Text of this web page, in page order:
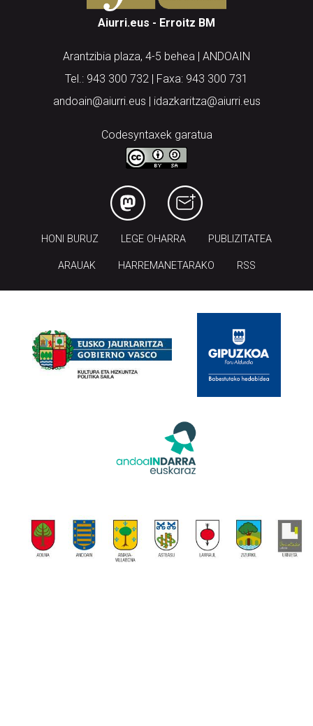
Aiurri.eus - Erroitz BM
Arantzibia plaza, 4-5 behea | ANDOAIN
Tel.: 943 300 732 | Faxa: 943 300 731
andoain@aiurri.eus | idazkaritza@aiurri.eus
Codesyntaxek garatua
HONI BURUZ LEGE OHARRA PUBLIZITATEA
ARAUAK HARREMANETARAKO RSS